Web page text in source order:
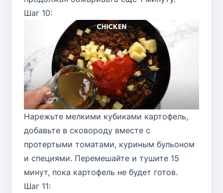
Шаг 10:
Нарежьте мелкими кубиками картофель,
добавьте в сковороду вместе с
протертыми томатами, куриным бульоном
и специями. Перемешайте и тушите 15
минут, пока картофель не будет готов.
Шаг 11: